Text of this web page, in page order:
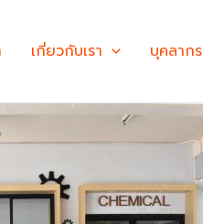
เกี่ยวกับเรา บุคลากร